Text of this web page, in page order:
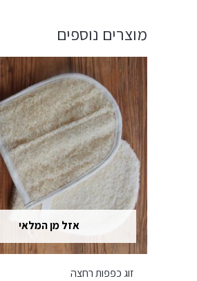
מוצרים נוספים
אזל מן המלאי
זוג כפפות רחצה